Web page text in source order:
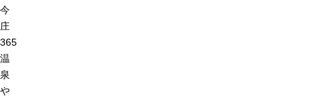
今
庄
365
温
泉
や